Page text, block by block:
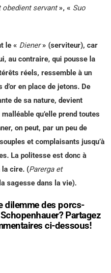
obedient servant», « Suo
le « Diener» (serviteur), car
au contraire, qui pousse la
réels, ressemble à un
en place de jetons. De
de sa nature, devient
qu’elle prend toutes
on peut, par un peu de
et complaisants jusqu’à
La politesse est donc à
la cire. (Parerga et
sagesse dans la vie).
dilemme des porcs-
Partagez
ci-dessous!